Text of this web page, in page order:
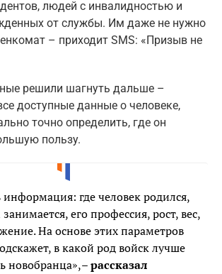
людей с инвалидностью и
от службы. Им даже не нужно
– приходит SMS: «Призыв не
решили шагнуть дальше –
доступные данные о человеке,
точно определить, где он
пользу.
информация: где человек родился,
его профессия, рост, вес,
На основе этих параметров
в какой род войск лучше
новобранца»,– рассказал